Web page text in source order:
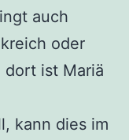
auch
oder
dort ist Mariä
kann dies im